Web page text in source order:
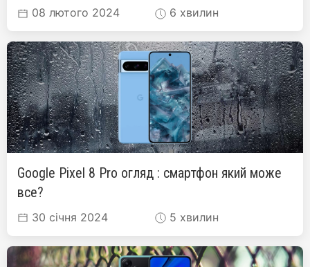
08 лютого 2024 6 хвилин
Google Pixel 8 Pro огляд : смартфон який може
все?
30 січня 2024 5 хвилин